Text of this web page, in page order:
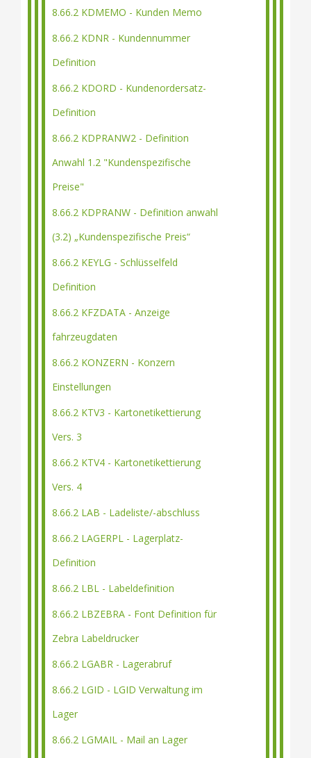
8.66.2 KDMEMO - Kunden Memo
8.66.2 KDNR - Kundennummer
Definition
8.66.2 KDORD - Kundenordersatz-
Definition
8.66.2 KDPRANW2 - Definition
Anwahl 1.2 "Kundenspezifische
Preise"
8.66.2 KDPRANW - Definition anwahl
(3.2) „Kundenspezifische Preis“
8.66.2 KEYLG - Schlüsselfeld
Definition
8.66.2 KFZDATA - Anzeige
fahrzeugdaten
8.66.2 KONZERN - Konzern
Einstellungen
8.66.2 KTV3 - Kartonetikettierung
Vers. 3
8.66.2 KTV4 - Kartonetikettierung
Vers. 4
8.66.2 LAB - Ladeliste/-abschluss
8.66.2 LAGERPL - Lagerplatz-
Definition
8.66.2 LBL - Labeldefinition
8.66.2 LBZEBRA - Font Definition für
Zebra Labeldrucker
8.66.2 LGABR - Lagerabruf
8.66.2 LGID - LGID Verwaltung im
Lager
8.66.2 LGMAIL - Mail an Lager